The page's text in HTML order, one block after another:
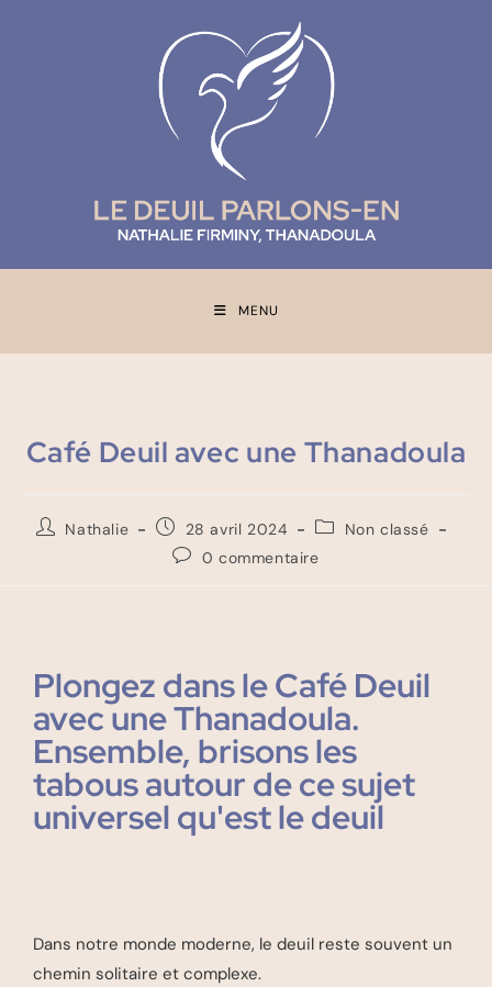
MENU
Café Deuil avec une Thanadoula
Nathalie 28 avril 2024
Non classé
0 commentaire
Plongez dans le Café Deuil
avec une Thanadoula.
Ensemble, brisons les
tabous autour de ce sujet
universel qu'est le deuil
Dans notre monde moderne, le deuil reste souvent un
chemin solitaire et complexe.